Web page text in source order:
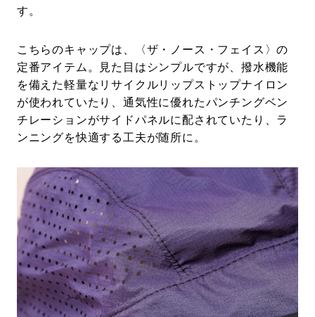
す。
こちらのキャップは、〈ザ・ノース・フェイス〉の
定番アイテム。見た目はシンプルですが、撥水機能
を備えた軽量なリサイクルリップストップナイロン
が使われていたり、通気性に優れたパンチングベン
チレーションがサイドパネルに配されていたり、ラ
ンニングを快適する工夫が随所に。